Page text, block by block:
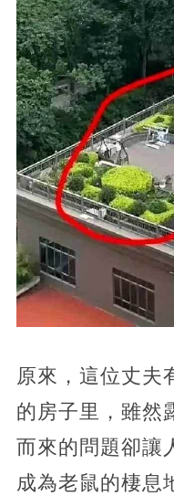
原來，這位丈夫
的房子里，雖然
而來的問題卻讓
成為老鼠的棲息